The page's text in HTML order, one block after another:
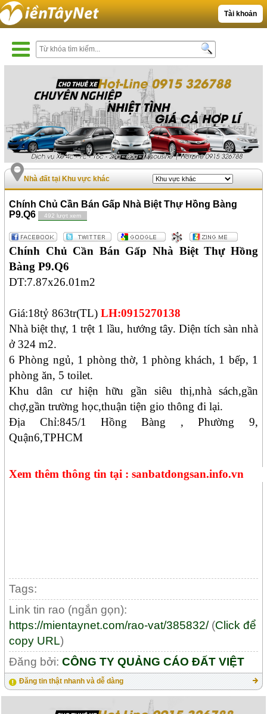
Tài khoản
Nhà đất tại Khu vực khác
Chính Chủ Cần Bán Gấp Nhà Biệt Thự Hồng Bàng
P9.Q6
492 lượt xem
Chính Chủ Cần Bán Gấp Nhà Biệt Thự Hồng
Bàng P9.Q6
DT:7.87x26.01m2
Giá:18tỷ 863tr(TL) LH:0915270138
Nhà biệt thự, 1 trệt 1 lầu, hướng tây. Diện tích sàn nhà
ở 324 m2.
6 Phòng ngủ, 1 phòng thờ, 1 phòng khách, 1 bếp, 1
phòng ăn, 5 toilet.
Khu dân cư hiện hữu gần siêu thị,nhà sách,gần
chợ,gần trường học,thuận tiện gio thông đi lại.
Địa Chỉ:845/1 Hồng Bàng , Phường 9,
Quận6,TPHCM
Xem thêm thông tin tại : sanbatdongsan.info.vn
Tags:
Link tin rao (ngắn gọn):
https://mientaynet.com/rao-vat/385832/(Click để
copy URL)
Đăng bởi:CÔNG TY QUẢNG CÁO ĐẤT VIỆT
Đăng tin thật nhanh và dễ dàng